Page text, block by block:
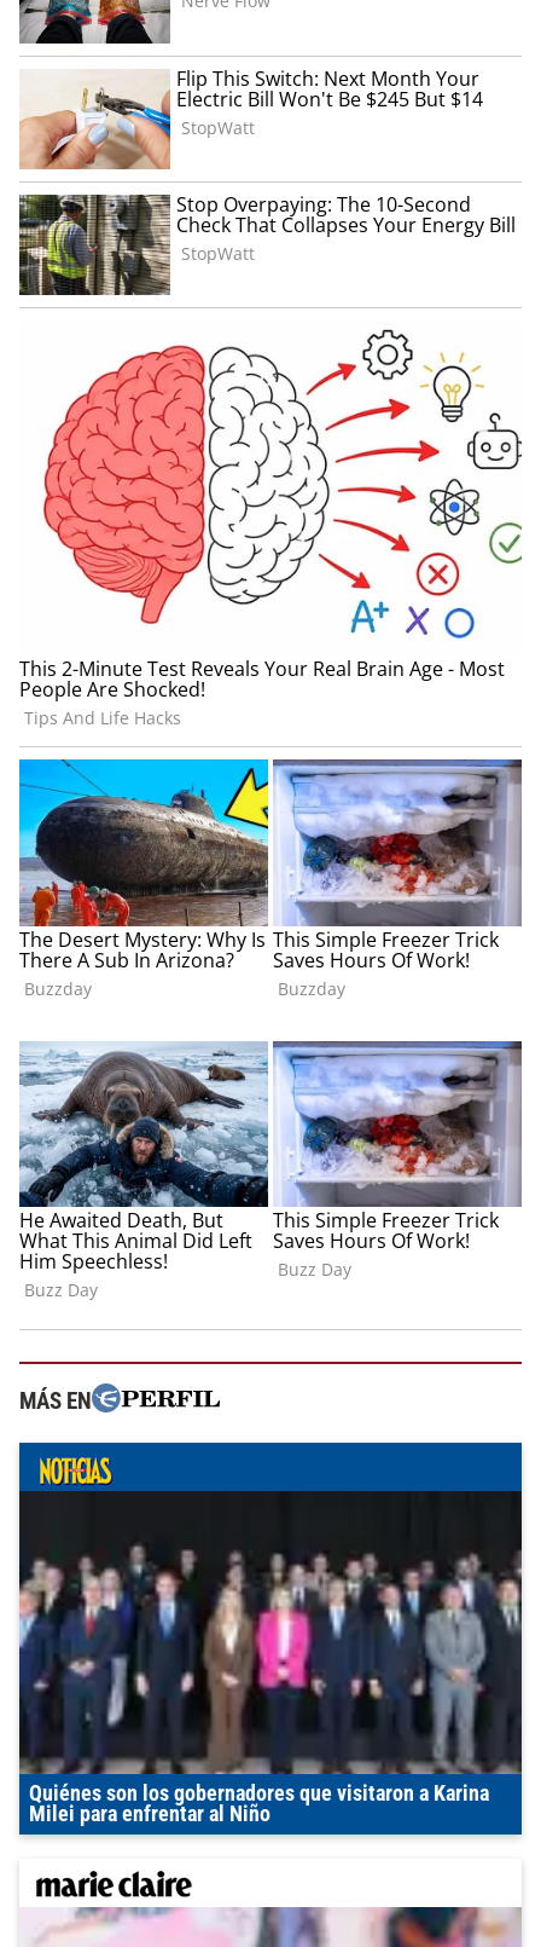
MÁS EN
Quiénes son los gobernadores que visitaron a Karina
Milei para enfrentar al Niño